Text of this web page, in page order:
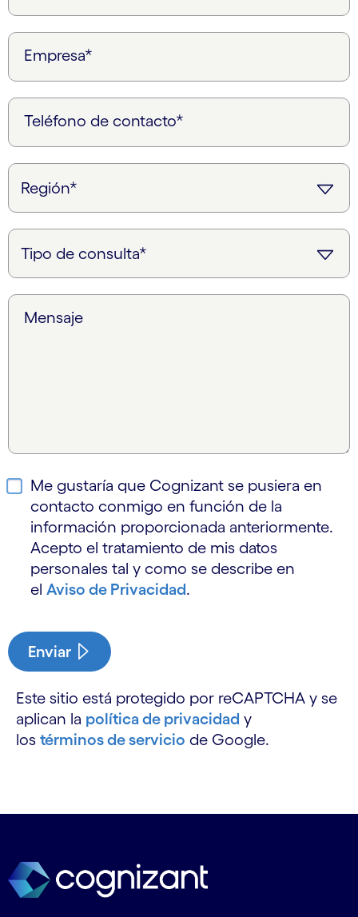
Empresa*
Teléfono de contacto*
Mensaje
Me gustaría que Cognizant se pusiera en
contacto conmigo en función de la
información proporcionada anteriormente.
Acepto el tratamiento de mis datos
personales tal y como se describe en
el Aviso de Privacidad.
Enviar
Este sitio está protegido por reCAPTCHA y se
aplican la política de privacidad y
los términos de servicio de Google.